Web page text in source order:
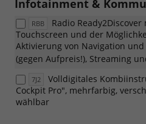
Infotainment &
RBB
Radio Ready2Discover
Touchscreen und der
Aktivierung von Navigation
(gegen Aufpreis!), Streaming
7J2
Volldigitales
Cockpit Pro", mehrfarbig,
wählbar